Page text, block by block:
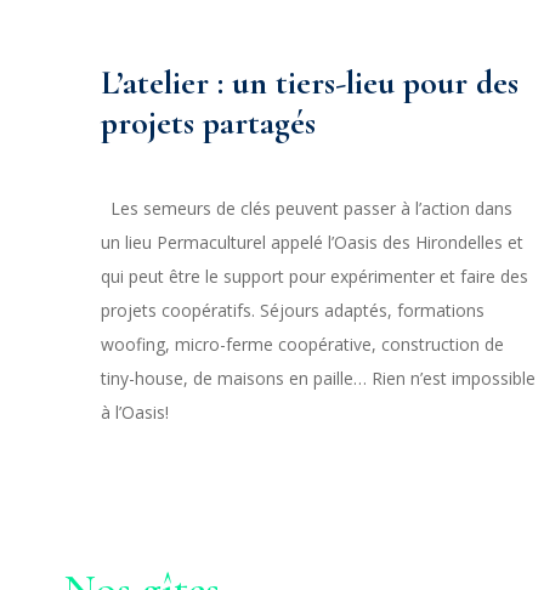
L’atelier : un tiers-lieu pour des
projets partagés
Les semeurs de clés peuvent passer à l’action dans
un lieu Permaculturel appelé l’Oasis des Hirondelles et
qui peut être le support pour expérimenter et faire des
projets coopératifs. Séjours adaptés, formations
woofing, micro-ferme coopérative, construction de
tiny-house, de maisons en paille… Rien n’est impossible
à l’Oasis!